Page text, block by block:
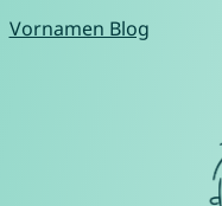
Vornamen Blog